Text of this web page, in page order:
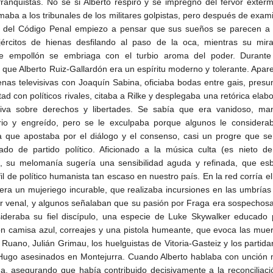
a los tribunales de los militares golpistas, pero después de
del Código Penal empiezo a pensar que sus sueños se parecen a
de hienas desfilando al paso de la oca, mientras su
empollón se embriaga con el turbio aroma del poder.
Alberto Ruiz-Gallardón era un espíritu moderno y tolerante.
televisivas con Joaquín Sabina, oficiaba bodas entre gais,
con políticos rivales, citaba a Rilke y desplegaba una retórica
sobre derechos y libertades. Se sabía que era vanidoso,
y engreído, pero se le exculpaba porque algunos le
que apostaba por el diálogo y el consenso, casi un progre que
de partido político. Aficionado a la música culta (es nieto
su melomanía sugería una sensibilidad aguda y refinada, que
de político humanista tan escaso en nuestro país. En la red corría
un mujeriego incurable, que realizaba incursiones en las
venal, y algunos señalaban que su pasión por Fraga era
su fiel discípulo, una especie de Luke Skywalker educado
camisa azul, correajes y una pistola humeante, que evoca las
Julián Grimau, los huelguistas de Vitoria-Gasteiz y los
asesinados en Montejurra. Cuando Alberto hablaba con unción
asegurando que había contribuido decisivamente a la